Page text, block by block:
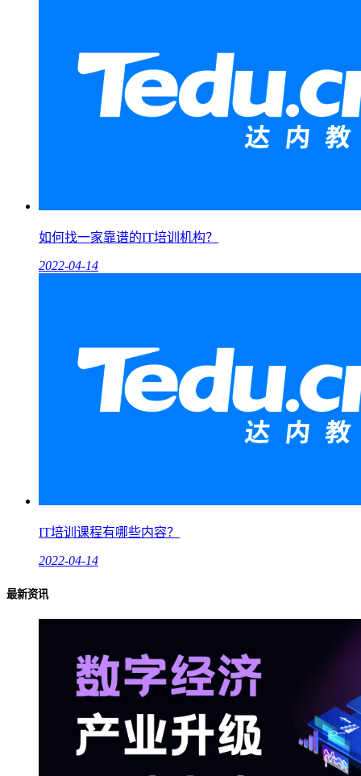
如何找一家靠谱的IT培训机构？
2022-04-14
IT培训课程有哪些内容？
2022-04-14
最新资讯